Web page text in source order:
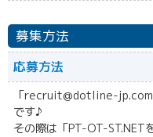
募集方法
応募方法
「recruit@dotline-jp.com
です♪
その際は「PT-OT-ST.NET